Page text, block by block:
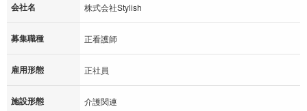
会社名 株式会社Stylish
募集職種 正看護師
雇用形態 正社員
施設形態 介護関連